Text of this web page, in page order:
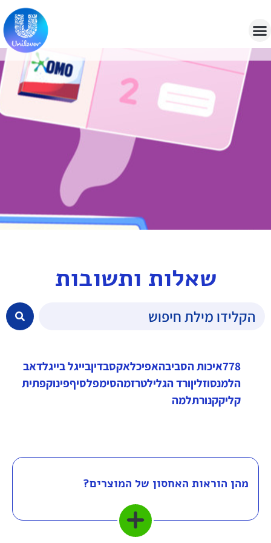
שאלות ותשובות
778איכות הסביבהאפיכלאקסבדיןבייגל בייגלדאב
הלמנסוזליןורד הגלילטרזמהסימפלסיףפינוקפתית
קליקקנורתלמה
מהן הוראות האחסון של המוצרים?